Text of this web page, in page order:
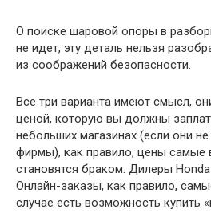
О поиске шаровой опоры в
не идет, эту деталь нельзя
из соображений безопасности.
Все три варианта имеют смысл,
ценой, которую вы должны
небольших магазинах (если они
фирмы), как правило, цены самые
становятся браком. Дилеры
Онлайн-заказы, как правило,
случае есть возможность купить